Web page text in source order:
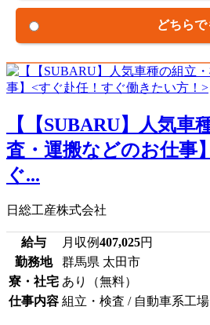
どちらで
【【SUBARU】人気車
査・運搬などのお仕事
ぐ...
日総工産株式会社
給与 月収例407,025円
勤務地
群馬県 太田市
寮・社宅 あり（無料）
仕事内容 組立・検査 / 自動車系工場